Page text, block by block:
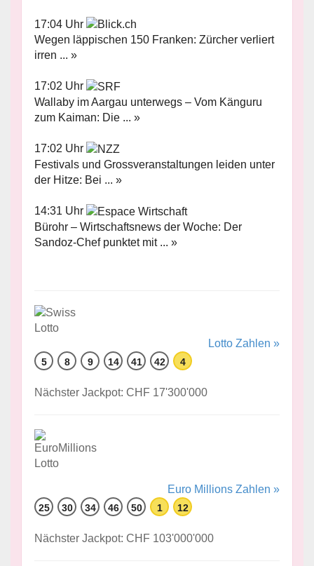
17:04 Uhr
Wegen läppischen 150 Franken: Zürcher verliert
irren ... »
17:02 Uhr
Wallaby im Aargau unterwegs – Vom Känguru
zum Kaiman: Die ... »
17:02 Uhr
Festivals und Grossveranstaltungen leiden unter
der Hitze: Bei ... »
14:31 Uhr
Bürohr – Wirtschaftsnews der Woche: Der
Sandoz-Chef punktet mit ... »
Lotto Zahlen »
5 8 9 14 41 42 4
Nächster Jackpot: CHF 17'300'000
Euro Millions Zahlen »
25 30 34 46 50 1 12
Nächster Jackpot: CHF 103'000'000